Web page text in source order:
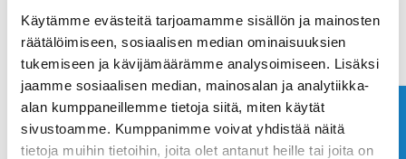
Käytämme evästeitä tarjoamamme sisällön ja mainosten
räätälöimiseen, sosiaalisen median ominaisuuksien
tukemiseen ja kävijämäärämme analysoimiseen. Lisäksi
jaamme sosiaalisen median, mainosalan ja analytiikka-
alan kumppaneillemme tietoja siitä, miten käytät
sivustoamme. Kumppanimme voivat yhdistää näitä
tietoja muihin tietoihin, joita olet antanut heille tai joita on